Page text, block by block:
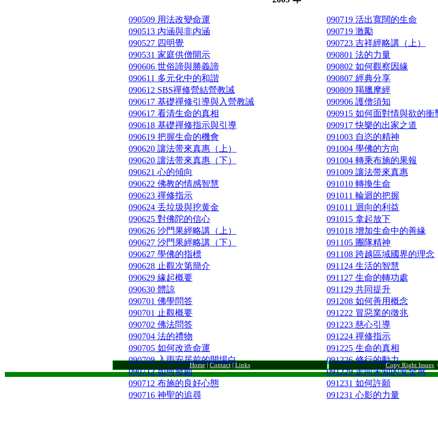
090509 用法改變命運
090719 活出寬闊的生命
090513 內涵與非内涵
090719 激勵
090527 四明覺
090723 吉祥經略講（上）
090531 家庭供僧開示
090801 法的力量
090606 世俗諦與勝義諦
090802 如何觀察因緣
090611 多元化中的和諧
090807 經典分享
090612 SBS禪修營結營教誡
090809 羯臘摩經
090617 基礎禪修引導與入營教誡
090906 護僧須知
090617 看清生命的真相
090915 如何面對情與欲的衝
090618 基礎禪修指示與引導
090917 快樂的出家之道
090619 把握生命的機會
091003 自恣的精神
090620 讓法带來真惠（上）
091004 學佛的方向
090620 讓法带來真惠（下）
091004 轉乘布施的果報
090621 心的傾向
091009 讓法带來真惠
090622 佛教的情感智慧
091010 轉換生命
090623 禪修指示
091011 輪迴的把握
090624 丢垃圾與挖黄金
091011 迴向的利益
090625 對佛陀的信心
091015 拿起放下
090626 沙門果經略講（上）
091018 增加生命中的善緣
090627 沙門果經略講（下）
091105 團隊精神
090627 學佛的指標
091108 跨越區域國界的理念
090628 止觀次第簡介
091124 生活的智慧
090629 緣起概要
091127 生命的轉功處
090630 體諒
091129 共同提升
090701 佛學問答
091208 如何善用概念
090701 止觀概要
091222 冒惡業的徵兆
090702 佛法問答
091223 慈心引導
090704 法的禮物
091224 禪修指示
090705 如何改造命運
091225 生命的真相
090709 入雨安居前的開場白
091226 修行的動力
090712 如何發願
091229 走向未知的安全感
090712 布施的良好心態
091231 如何許願
090716 神聖的追尋
091231 心影的力量
Home | Contact | Links Copy Right Issues